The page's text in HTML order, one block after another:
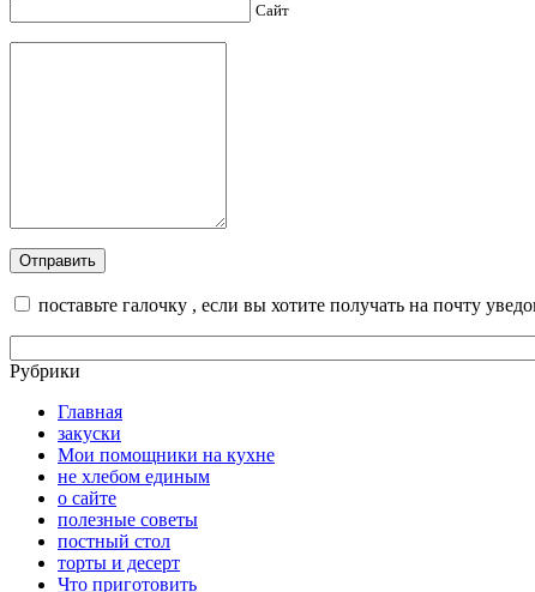
Сайт
поставьте галочку , если вы хотите получать на почту
Рубрики
Главная
закуски
Мои помощники на кухне
не хлебом единым
о сайте
полезные советы
постный стол
торты и десерт
Что приготовить